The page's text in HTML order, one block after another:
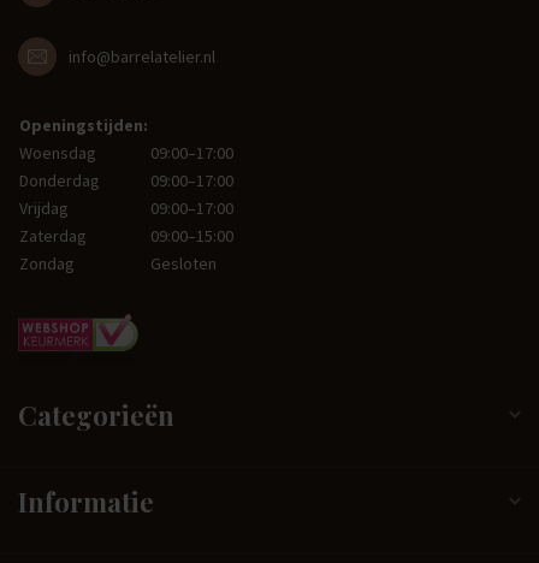
info@barrelatelier.nl
Openingstijden:
Woensdag
09:00–17:00
Donderdag
09:00–17:00
Vrijdag
09:00–17:00
Zaterdag
09:00–15:00
Zondag
Gesloten
Categorieën
Informatie